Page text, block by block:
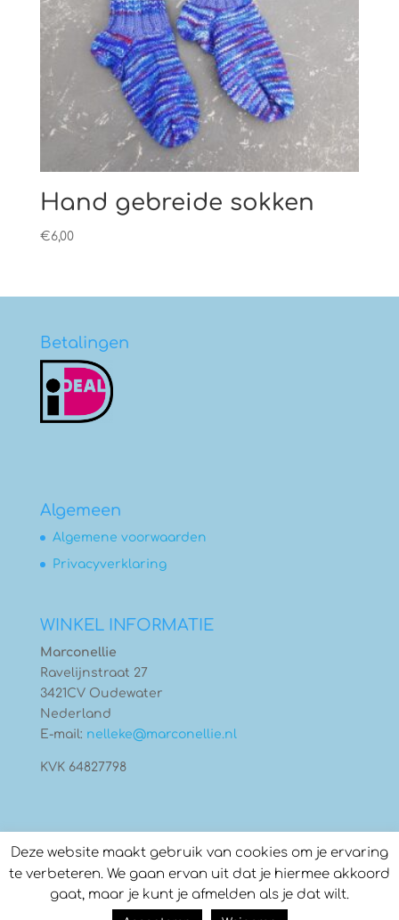
Hand gebreide sokken
€6,00
Betalingen
Algemeen
Algemene voorwaarden
Privacyverklaring
WINKEL INFORMATIE
Marconellie
Ravelijnstraat 27
3421CV Oudewater
Nederland
E-mail: nelleke@marconellie.nl
KVK 64827798
© Copyright 2026Marconellie- Gebouwd door:
Deze website maakt gebruik van cookies om je ervaring
te verbeteren. We gaan ervan uit dat je hiermee akkoord
gaat, maar je kunt je afmelden als je dat wilt.